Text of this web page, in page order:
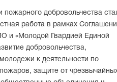
добровольчества
работа в рамках
и «Молодой Гвардией Единой
добровольчества,
к деятельности по
защите от